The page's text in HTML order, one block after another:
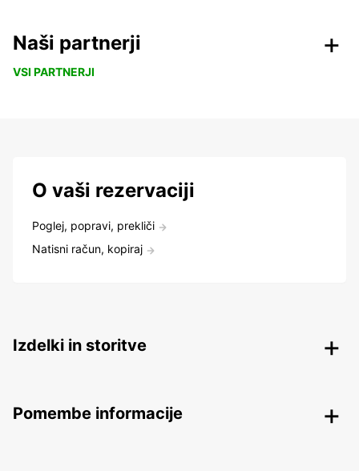
Naši partnerji
VSI PARTNERJI
O vaši rezervaciji
Poglej, popravi, prekliči
Natisni račun, kopiraj
Izdelki in storitve
Pomembe informacije